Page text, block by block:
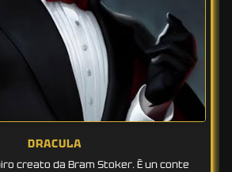
DRACULA
creato da Bram Stoker. È un conte